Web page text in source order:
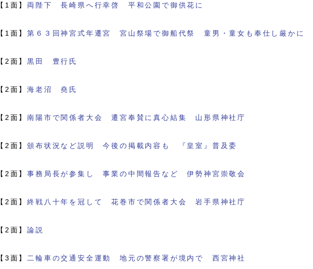
【1面】 両陛下 長崎県へ行幸啓 平和公園で御供花に
【1面】第６３回神宮式年遷宮 宮山祭場で御船代祭 童男・童女も奉仕し厳かに
【2面】黒田 豊行氏
【2面】海老沼 堯氏
【2面】南陽市で関係者大会 遷宮奉賛に真心結集 山形県神社庁
【2面】頒布状況など説明 今後の掲載内容も 『皇室』普及委
【2面】事務局長が参集し 事業の中間報告など 伊勢神宮崇敬会
【2面】終戦八十年を冠して 花巻市で関係者大会 岩手県神社庁
【2面】論説
【3面】 二輪車の交通安全運動 地元の警察署が境内で 西宮神社